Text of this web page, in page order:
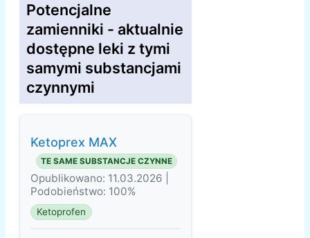
Potencjalne
zamienniki - aktualnie
dostępne leki z tymi
samymi substancjami
czynnymi
Ketoprex MAX
TE SAME SUBSTANCJE CZYNNE
Opublikowano: 11.03.2026 |
Podobieństwo: 100%
Ketoprofen